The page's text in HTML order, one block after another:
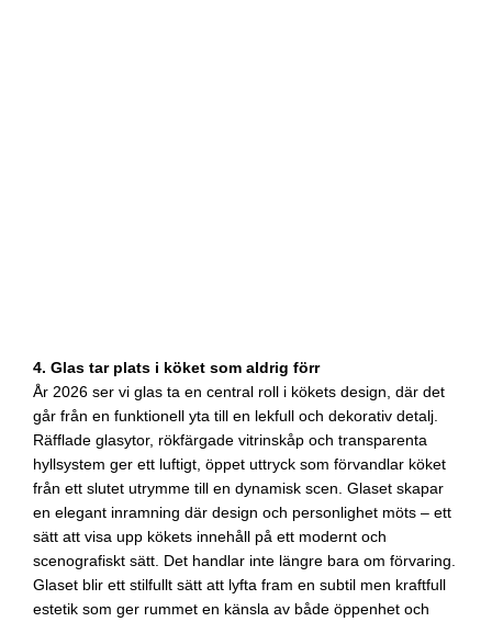
4. Glas tar plats i köket som aldrig förr
År 2026 ser vi glas ta en central roll i kökets design, där det
går från en funktionell yta till en lekfull och dekorativ detalj.
Räfflade glasytor, rökfärgade vitrinskåp och transparenta
hyllsystem ger ett luftigt, öppet uttryck som förvandlar köket
från ett slutet utrymme till en dynamisk scen. Glaset skapar
en elegant inramning där design och personlighet möts – ett
sätt att visa upp kökets innehåll på ett modernt och
scenografiskt sätt. Det handlar inte längre bara om förvaring.
Glaset blir ett stilfullt sätt att lyfta fram en subtil men kraftfull
estetik som ger rummet en känsla av både öppenhet och